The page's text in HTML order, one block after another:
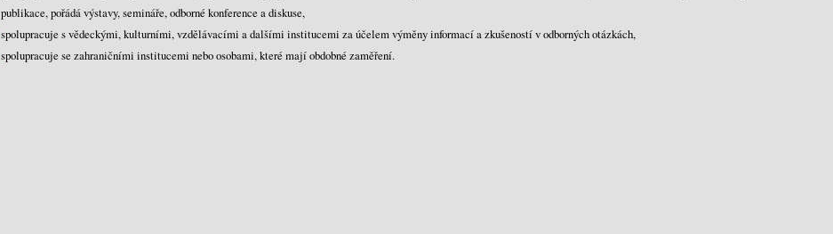
publikace, pořádá výstavy, semináře, odborné konference a diskuse,
spolupracuje s vědeckými, kulturními, vzdělávacími a dalšími institucemi za účelem výměny informací a zkušeností v odborných otázkách,
spolupracuje se zahraničními institucemi nebo osobami, které mají obdobné zaměření.